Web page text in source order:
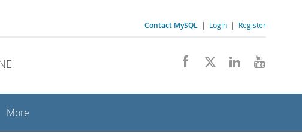
Contact MySQL | Login | Register
More